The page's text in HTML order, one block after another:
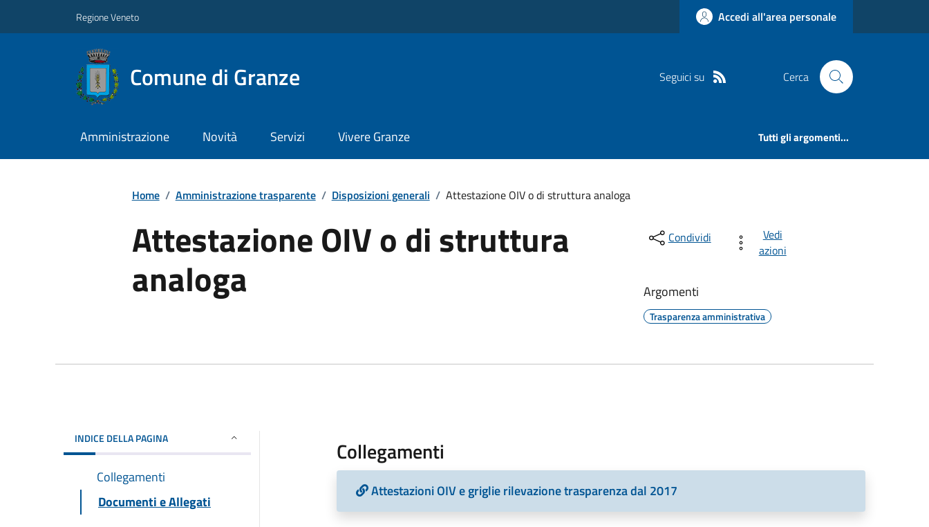
Regione Veneto Accedi all'area personale
Comune di Granze Seguici su Cerca
Amministrazione Novità Servizi Vivere Granze Tutti gli argomenti...
Home / Amministrazione trasparente / Disposizioni generali / Attestazione OIV o di struttura analoga
Attestazione OIV o di struttura
analoga
Condividi
Vedi
azioni
Argomenti
Trasparenza amministrativa
INDICE DELLA PAGINA
Collegamenti
Documenti e Allegati
Collegamenti
Attestazioni OIV e griglie rilevazione trasparenza dal 2017